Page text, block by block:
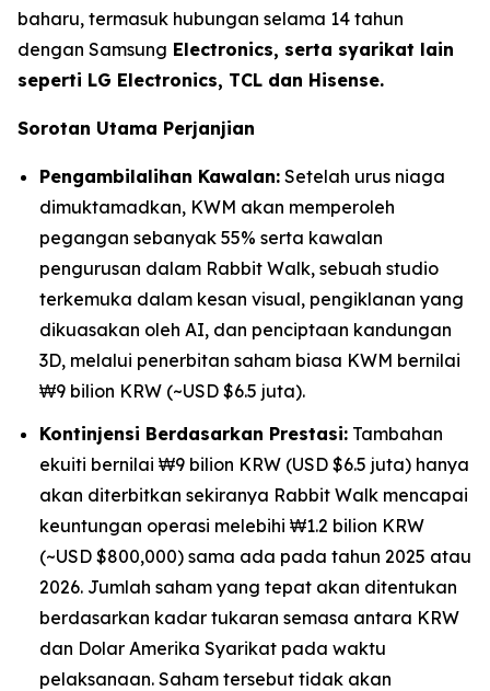
baharu, termasuk hubungan selama 14 tahun
dengan Samsung Electronics, serta syarikat lain
seperti LG Electronics, TCL dan Hisense.
Sorotan Utama Perjanjian
Pengambilalihan Kawalan: Setelah urus niaga
dimuktamadkan, KWM akan memperoleh
pegangan sebanyak 55% serta kawalan
pengurusan dalam Rabbit Walk, sebuah studio
terkemuka dalam kesan visual, pengiklanan yang
dikuasakan oleh AI, dan penciptaan kandungan
3D, melalui penerbitan saham biasa KWM bernilai
₩9 bilion KRW (~USD $6.5 juta).
Kontinjensi Berdasarkan Prestasi: Tambahan
ekuiti bernilai ₩9 bilion KRW (USD $6.5 juta) hanya
akan diterbitkan sekiranya Rabbit Walk mencapai
keuntungan operasi melebihi ₩1.2 bilion KRW
(~USD $800,000) sama ada pada tahun 2025 atau
2026. Jumlah saham yang tepat akan ditentukan
berdasarkan kadar tukaran semasa antara KRW
dan Dolar Amerika Syarikat pada waktu
pelaksanaan. Saham tersebut tidak akan